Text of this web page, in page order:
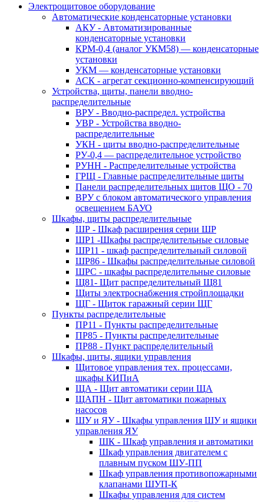
Электрощитовое оборудование
Автоматические конденсаторные установки
АКУ - Автоматизированные
конденсаторные установки
КРМ-0,4 (аналог УКМ58) — конденсаторные
установки
УКМ — конденсаторные установки
АСК - агрегат секционно-компенсирующий
Устройства, щиты, панели вводно-
распределительные
ВРУ - Вводно-распредел. устройства
УВР - Устройства вводно-
распределительные
УКН - щиты вводно-распределительные
РУ-0,4 — распределительное устройство
РУНН - Распределительные устройства
ГРЩ - Главные распределительные щиты
Панели распределительных щитов ЩО - 70
ВРУ с блоком автоматического управления
освещением БАУО
Шкафы, щиты распределительные
ШР - Шкаф расширения серии ШР
ШР1 -Шкафы распределительные силовые
ШР11 - шкаф распределительный силовой
ШР86 - Шкафы распределительные силовой
ШРС - шкафы распределительные силовые
Щ81- Щит распределительный Щ81
Щиты электроснабжения стройплощадки
ЩГ - Щиток гаражный серии ЩГ
Пункты распределительные
ПР11 - Пункты распределительные
ПР85 - Пункты распределительные
ПР88 - Пункт распределительный
Шкафы, щиты, ящики управления
Щитовое управления тех. процессами,
шкафы КИПиА
ЩА - Щит автоматики серии ЩА
ЩАПН - Щит автоматики пожарных
насосов
ШУ и ЯУ - Шкафы управления ШУ и ящики
управления ЯУ
ШК - Шкаф управления и автоматики
Шкаф управления двигателем с
плавным пуском ШУ-ПП
Шкаф управления противопожарными
клапанами ШУП-К
Шкафы управления для систем